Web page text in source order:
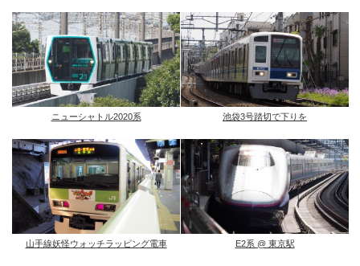
ニューシャトル2020系 池袋3号踏切で下りを
山手線妖怪ウォッチラッピング電車 E2系 @ 東京駅